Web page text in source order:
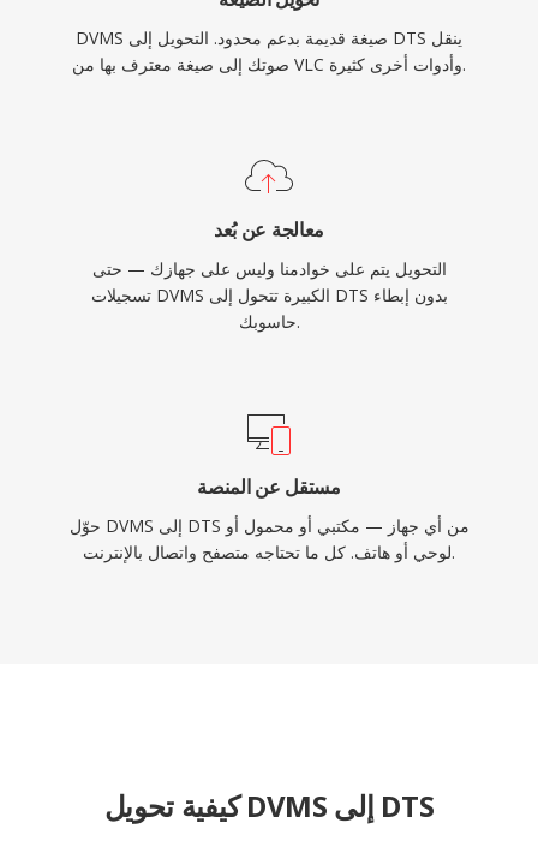
DVMS صيغة قديمة بدعم محدود. التحويل إلى DTS ينقل
صوتك إلى صيغة معترف بها من VLC وأدوات أخرى كثيرة.
معالجة عن بُعد
التحويل يتم على خوادمنا وليس على جهازك — حتى
تسجيلات DVMS الكبيرة تتحول إلى DTS بدون إبطاء
حاسوبك.
مستقل عن المنصة
حوّل DVMS إلى DTS من أي جهاز — مكتبي أو محمول أو
لوحي أو هاتف. كل ما تحتاجه متصفح واتصال بالإنترنت.
كيفية تحويل DVMS إلى DTS